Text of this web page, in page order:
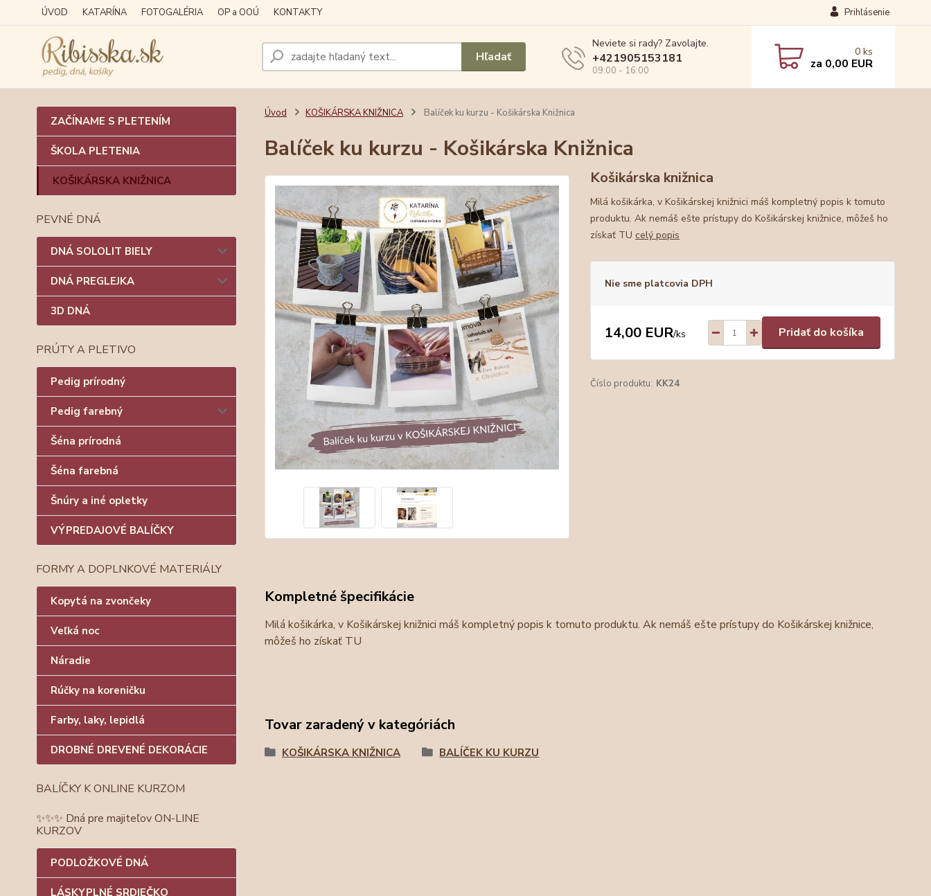
ÚVOD KATARÍNA FOTOGALÉRIA OP a OOÚ KONTAKTY Prihlásenie
Hľadať
Neviete si rady? Zavolajte.
+421905153181
09:00 - 16:00
0 ks
za 0,00 EUR
ZAČÍNAME S PLETENÍM
ŠKOLA PLETENIA
KOŠIKÁRSKA KNIŽNICA
PEVNÉ DNÁ
DNÁ SOLOLIT BIELY
DNÁ PREGLEJKA
3D DNÁ
PRÚTY A PLETIVO
Pedig prírodný
Pedig farebný
Šéna prírodná
Šéna farebná
Šnúry a iné opletky
VÝPREDAJOVÉ BALÍČKY
FORMY A DOPLNKOVÉ MATERIÁLY
Kopytá na zvončeky
Veľká noc
Náradie
Rúčky na koreničku
Farby, laky, lepidlá
DROBNÉ DREVENÉ DEKORÁCIE
BALÍČKY K ONLINE KURZOM
✨✨✨ Dná pre majiteľov ON-LINE
KURZOV
PODLOŽKOVÉ DNÁ
LÁSKYPLNÉ SRDIEČKO
Úvod KOŠIKÁRSKA KNIŽNICA Balíček ku kurzu - Košikárska Knižnica
Balíček ku kurzu - Košikárska Knižnica
Košikárska knižnica
Milá košikárka, v Košikárskej knižnici máš kompletný popis k tomuto
produktu. Ak nemáš ešte prístupy do Košikárskej knižnice, môžeš ho
získať TU celý popis
Nie sme platcovia DPH
14,00 EUR/ks Pridať do košíka
Číslo produktu: KK24
Kompletné špecifikácie
Milá košikárka, v Košikárskej knižnici máš kompletný popis k tomuto produktu. Ak nemáš ešte prístupy do Košikárskej knižnice,
môžeš ho získať TU
Tovar zaradený v kategóriách
KOŠIKÁRSKA KNIŽNICA BALÍČEK KU KURZU